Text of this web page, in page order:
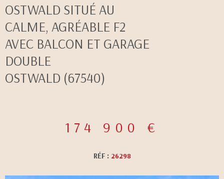
OSTWALD SITUÉ AU
CALME, AGRÉABLE F2
AVEC BALCON ET GARAGE
DOUBLE
OSTWALD (67540)
174 900 €
RÉF : 26298